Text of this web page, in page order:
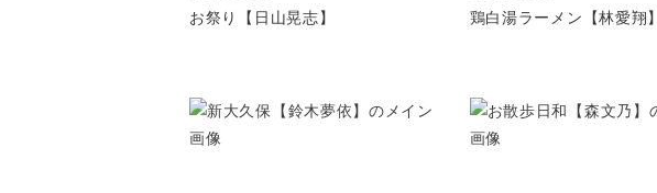
お祭り【日山晃志】
鶏白湯ラーメン【林愛翔】